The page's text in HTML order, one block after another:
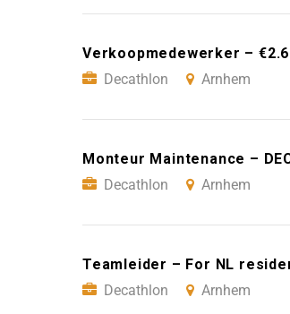
Verkoopmedewerker –
Decathlon
Arnhem
Monteur Maintenance –
Decathlon
Arnhem
Teamleider – For NL
Decathlon
Arnhem